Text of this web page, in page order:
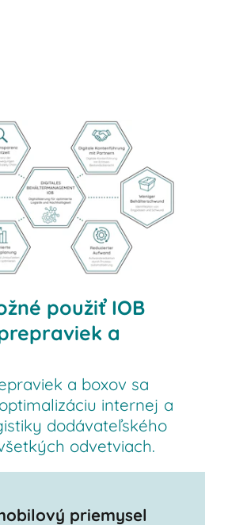
použiť IOB
a
a boxov sa
internej a
dodávateľského
odvetviach.
priemysel